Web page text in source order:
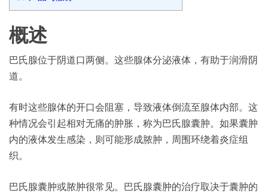
概述
巴氏腺位于阴道口两侧。这些腺体分泌液体，有助于润滑阴
道。
有时这些腺体的开口会阻塞，导致液体倒流至腺体内部。这
种情况会引起相对无痛的肿胀，称为巴氏腺囊肿。如果囊肿
内的液体发生感染，则可能形成脓肿，周围环绕着炎症组
织。
巴氏腺囊肿或脓肿很常见。巴氏腺囊肿的治疗取决于囊肿的